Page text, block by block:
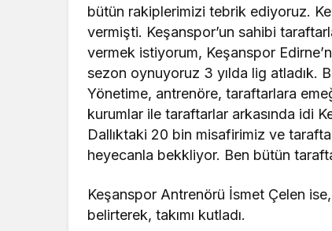
bütün rakiplerimizi tebrik ediyoruz.
vermişti. Keşanspor’un sahibi
vermek istiyorum, Keşanspor
sezon oynuyoruz 3 yılda lig atladık.
Yönetime, antrenöre, taraftarlara
kurumlar ile taraftarlar arkasında idi
Dallıktaki 20 bin misafirimiz ve
heyecanla bekkliyor. Ben bütün
Keşanspor Antrenörü İsmet Çelen
belirterek, takımı kutladı.